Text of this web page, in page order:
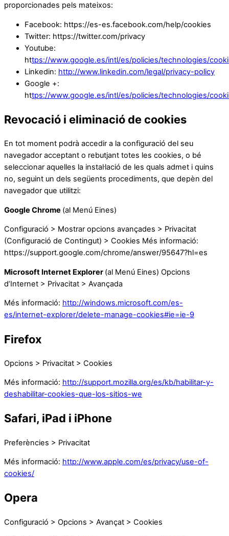
proporcionades pels mateixos:
Facebook: https://es-es.facebook.com/help/cookies
Twitter: https://twitter.com/privacy
Youtube:
https://www.google.es/intl/es/policies/technologies/
Linkedin: http://www.linkedin.com/legal/privacy-policy
Google +:
https://www.google.es/intl/es/policies/technologies/
Revocació i eliminació de cookies
En tot moment podrà accedir a la configuració del seu
navegador acceptant o rebutjant totes les cookies, o bé
seleccionar aquelles la instal·lació de les quals admet i quins
no, seguint un dels següents procediments, que depèn del
navegador que utilitzi:
Google Chrome (al Menú Eines)
Configuració > Mostrar opcions avançades > Privacitat
(Configuració de Contingut) > Cookies Més informació:
https://support.google.com/chrome/answer/95647?hl=es
Microsoft Internet Explorer (al Menú Eines) Opcions
d’Internet > Privacitat > Avançada
Més informació: http://windows.microsoft.com/es-
es/internet-explorer/delete-manage-cookies#ie=ie-9
Firefox
Opcions > Privacitat > Cookies
Més informació: http://support.mozilla.org/es/kb/habilitar-y-
deshabilitar-cookies-que-los-sitios-we
Safari, iPad i iPhone
Preferències > Privacitat
Més informació: http://www.apple.com/es/privacy/use-of-
cookies/
Opera
Configuració > Opcions > Avançat > Cookies